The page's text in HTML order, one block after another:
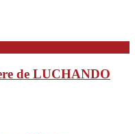
de LUCHANDO